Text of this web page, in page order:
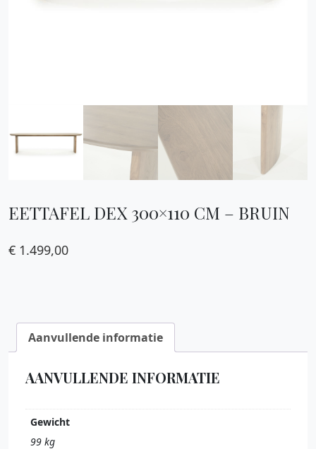
EETTAFEL DEX 300×110 CM – BRUIN
€ 1.499,00
Aanvullende informatie
AANVULLENDE INFORMATIE
Gewicht
99 kg